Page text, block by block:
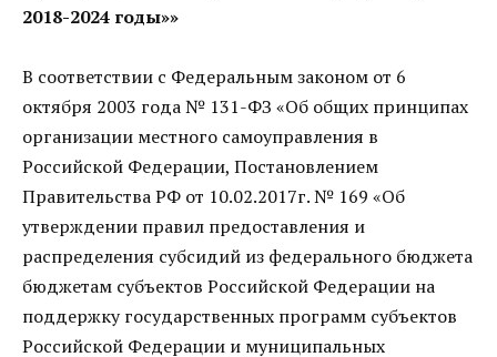
2018-2024 годы»»
В соответствии с Федеральным законом от 6
октября 2003 года № 131-ФЗ «Об общих принципах
организации местного самоуправления в
Российской Федерации, Постановлением
Правительства РФ от 10.02.2017г. № 169 «Об
утверждении правил предоставления и
распределения субсидий из федерального бюджета
бюджетам субъектов Российской Федерации на
поддержку государственных программ субъектов
Российской Федерации и муниципальных